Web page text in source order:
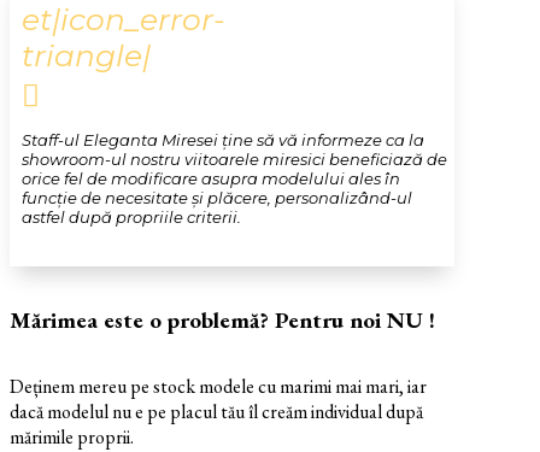
et|icon_error-
triangle|

Staff-ul Eleganta Miresei ține să vă informeze ca la
showroom-ul nostru viitoarele miresici beneficiază de
orice fel de modificare asupra modelului ales în
funcție de necesitate și plăcere, personalizând-ul
astfel după propriile criterii.
Mărimea este o problemă? Pentru noi NU !
Deținem mereu pe stock modele cu marimi mai mari, iar
dacă modelul nu e pe placul tău îl creăm individual după
mărimile proprii.